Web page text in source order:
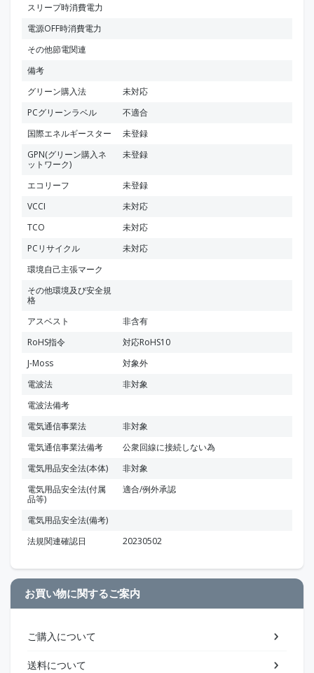
スリープ時消費電力
電源OFF時消費電力
その他節電関連
備考
グリーン購入法
未対応
PCグリーンラベル
不適合
国際エネルギースター
未登録
GPN(グリーン購入ネ
ットワーク)
未登録
エコリーフ
未登録
VCCI
未対応
TCO
未対応
PCリサイクル
未対応
環境自己主張マーク
その他環境及び安全規
格
アスベスト
非含有
RoHS指令
対応RoHS10
J-Moss
対象外
電波法
非対象
電波法備考
電気通信事業法
非対象
電気通信事業法備考
公衆回線に接続しない為
電気用品安全法(本体)
非対象
電気用品安全法(付属
品等)
適合/例外承認
電気用品安全法(備考)
法規関連確認日
20230502
お買い物に関するご案内
ご購入について
送料について